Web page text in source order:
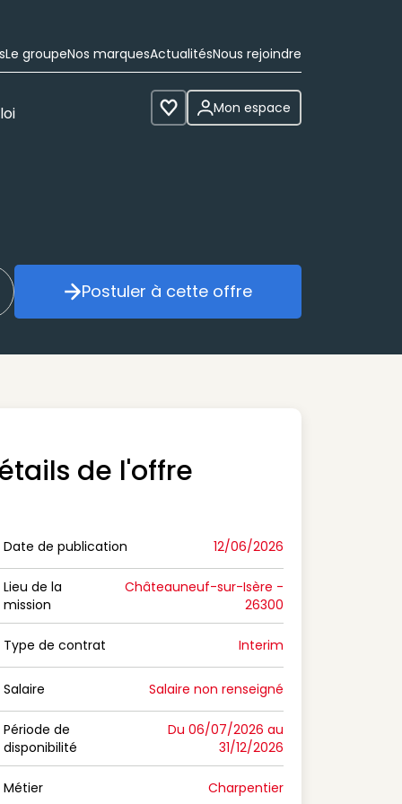
Le groupeNos marquesActualitésNous rejoindre
Voir les favoris
Mon espace
mon alerte Postuler à cette offre
Postuler à cette offre
de l'offre
Date de publication
Date de publication 12/06/2026
Lieu de la mission
Lieu de la
mission
Châteauneuf-sur-Isère -
26300
Type de contrat
Type de contrat Interim
Salaire
Salaire Salaire non renseigné
Période de disponibilité
Période de
disponibilité
Du 06/07/2026 au
31/12/2026
Métier Charpentier